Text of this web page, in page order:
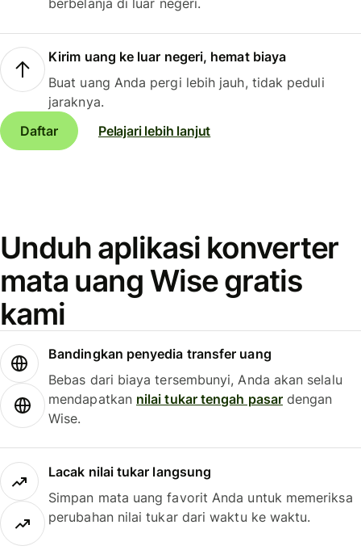
berbelanja di luar negeri.
Kirim uang ke luar negeri, hemat biaya
Buat uang Anda pergi lebih jauh, tidak peduli
jaraknya.
Daftar
Pelajari lebih lanjut
Unduh aplikasi konverter
mata uang Wise gratis
kami
Bandingkan penyedia transfer uang
Bebas dari biaya tersembunyi, Anda akan selalu
mendapatkan nilai tukar tengah pasardengan
Wise.
Lacak nilai tukar langsung
Simpan mata uang favorit Anda untuk memeriksa
perubahan nilai tukar dari waktu ke waktu.